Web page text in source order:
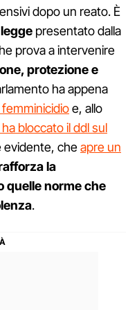
dopo un reato. È
presentato dalla
prova a intervenire
protezione e
ha appena
e, allo
bloccato il ddl sul
evidente, cheapre un
la
quelle norme che
.